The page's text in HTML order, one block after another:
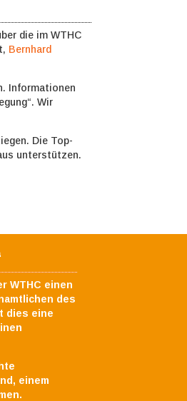
die im WTHC
Bernhard
Informationen
Wir
Die Top-
unterstützen.
WTHC einen
des
dies eine
einem